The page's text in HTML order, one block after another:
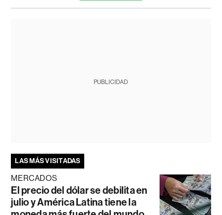
PUBLICIDAD
LAS MÁS VISITADAS
MERCADOS
El precio del dólar se debilita en
julio y América Latina tiene la